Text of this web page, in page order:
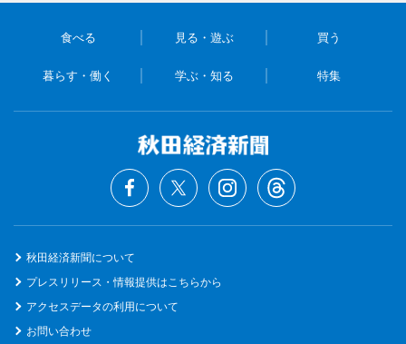
食べる 見る・遊ぶ 買う
暮らす・働く 学ぶ・知る 特集
秋田経済新聞について
プレスリリース・情報提供はこちらから
アクセスデータの利用について
お問い合わせ